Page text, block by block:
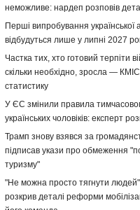
неможливе: нардеп розповів
Перші випробування української
відбудуться лише у липні 2027
Частка тих, хто готовий терпіти
скільки необхідно, зросла —
статистику
У ЄС змінили правила
українських чоловіків: експерт
Трамп знову взявся за
підписав укази про обмеження
туризму"
"Не можна просто тягнути
розкрив деталі реформи